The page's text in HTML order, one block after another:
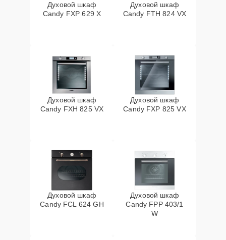
Духовой шкаф
Candy FXP 629 X
Духовой шкаф
Candy FTH 824 VX
Духовой шкаф
Candy FXH 825 VX
Духовой шкаф
Candy FXP 825 VX
Духовой шкаф
Candy FCL 624 GH
Духовой шкаф
Candy FPP 403/1
W